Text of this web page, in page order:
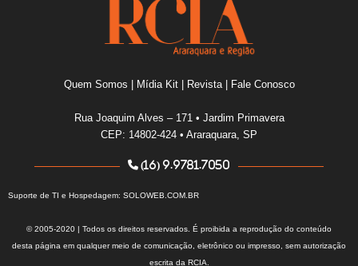
Quem Somos Mídia Kit| Revista| Fale Conosco
Rua Joaquim Alves – 171 • Jardim Primavera
CEP: 14802-424 • Araraquara, SP
(16) 9.9781.7050
Suporte de TI e Hospedagem: SOLOWEB.COM.BR
© 2005-2020 | Todos os direitos reservados. É proibida a reprodução do conteúdo
desta página em qualquer meio de comunicação, eletrônico ou impresso, sem autorização
escrita da RCIA.